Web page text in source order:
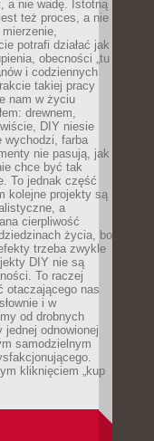
a nie wadę. Istotną
też proces, a nie
potrafi działać jak
obecności „tu
i codziennych
takiej pracy
nam w życiu
drewnem,
DIY niesie
wychodzi, farba
nie pasują, jak
chce być tak
To jednak część
kolejne projekty są
a
cierpliwość
życia, bo
trzeba zwykle
DIY nie są
To raczej
otaczającego nas
i w
od drobnych
jednej odnowionej
samodzielnym
kliknięciem „kup